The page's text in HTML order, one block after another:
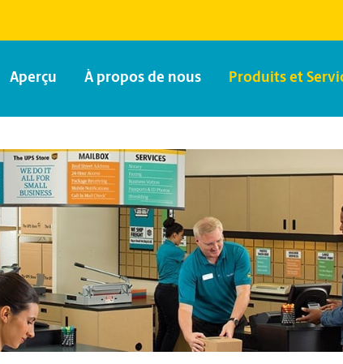
Aperçu À propos de nous Produits et